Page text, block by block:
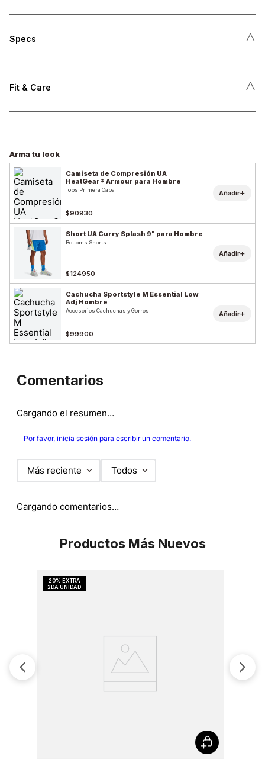
Specs ˄
Fit & Care ˄
Arma tu look
Camiseta de Compresión UA
HeatGear® Armour para Hombre
Tops Primera Capa
$90930
Añadir+
Short UA Curry Splash 9" para Hombre
Bottoms Shorts
$124950
Añadir+
Cachucha Sportstyle M Essential Low
Adj Hombre
Accesorios Cachuchas y Gorros
$99900
Añadir+
Comentarios
Cargando el resumen…
Por favor, inicia sesión para escribir un comentario.
Más reciente Todos
Cargando comentarios…
Productos Más Nuevos